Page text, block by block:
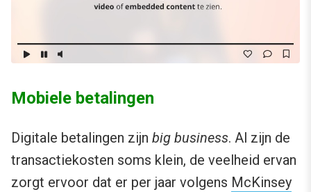
Mobiele betalingen
Digitale betalingen zijn big business. Al zijn de
transactiekosten soms klein, de veelheid ervan
zorgt ervoor dat er per jaar volgens McKinsey